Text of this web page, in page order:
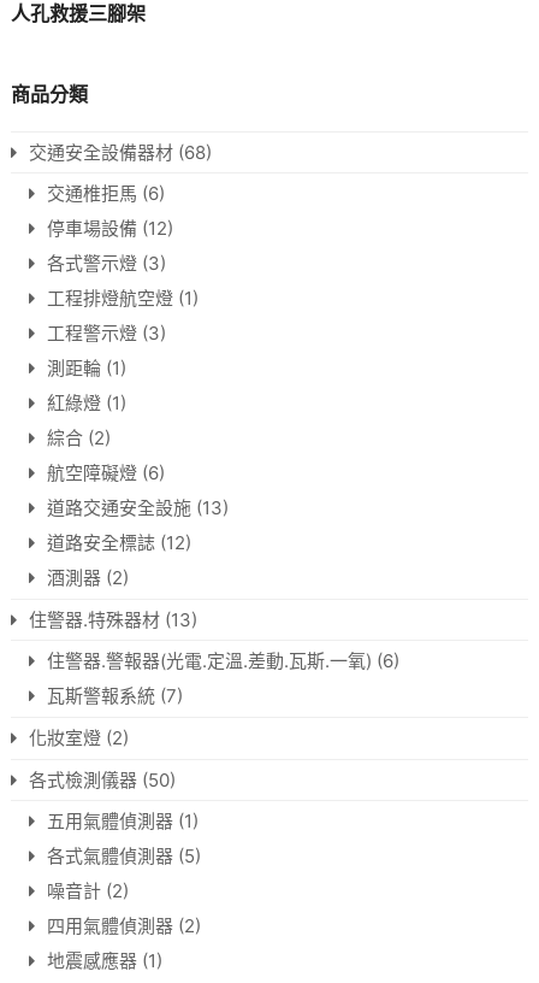
人孔救援三腳架
商品分類
交通安全設備器材 (68)
交通椎拒馬 (6)
停車場設備 (12)
各式警示燈 (3)
工程排燈航空燈 (1)
工程警示燈 (3)
測距輪 (1)
紅綠燈 (1)
綜合 (2)
航空障礙燈 (6)
道路交通安全設施 (13)
道路安全標誌 (12)
酒測器 (2)
住警器.特殊器材 (13)
住警器.警報器(光電.定溫.差動.瓦斯.一氧) (6)
瓦斯警報系統 (7)
化妝室燈 (2)
各式檢測儀器 (50)
五用氣體偵測器 (1)
各式氣體偵測器 (5)
噪音計 (2)
四用氣體偵測器 (2)
地震感應器 (1)